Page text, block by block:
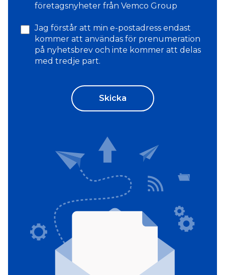
företagsnyheter från Vemco Group
Jag förstår att min e-postadress endast
kommer att användas för prenumeration
på nyhetsbrev och inte kommer att delas
med tredje part.